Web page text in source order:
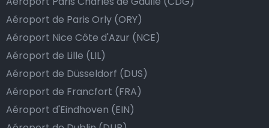
de donner un pourboire.
La manière la plus simple pour ce faire est d’arrondir
le prix de la course au montant supérieur, ou de dire
au chauffeur de ne pas rendre la monnaie après lui
avoir donné un billet plus élevé que le prix de la
course.
Aéroport de Paris Orly (ORY)
Aéroport Nice Côte d'Azur (NCE)
Aéroport de Lille (LIL)
Aéroport de Düsseldorf (DUS)
Aéroport de Francfort (FRA)
Aéroport d'Eindhoven (EIN)